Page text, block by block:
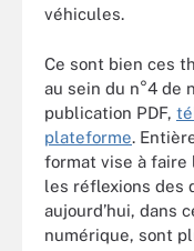
véhicules.
Ce sont bien ces
au sein du n°4 de
publication PDF,
plateforme.
format vise à faire
les réflexions des
aujourd’hui, dans
numérique, sont